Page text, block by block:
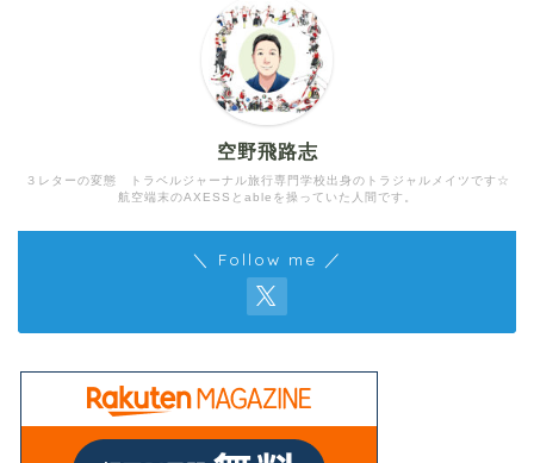
３レターの変態 トラベルジャーナル旅行専門学校出身のトラジャルメイツです☆
航空端末のAXESSとableを操っていた人間です。
空野飛路志
＼ Follow me ／